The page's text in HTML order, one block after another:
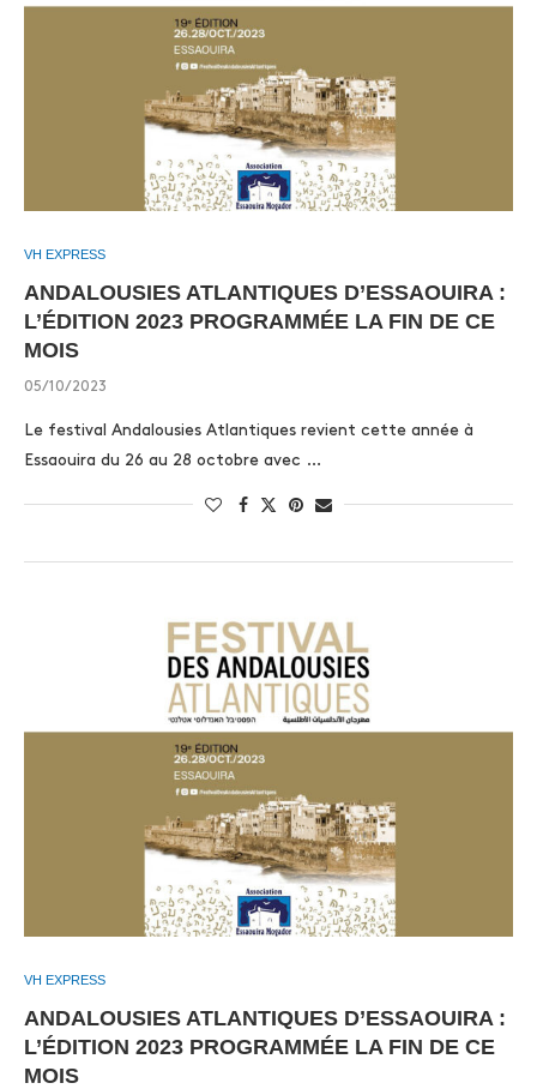
VH EXPRESS
ANDALOUSIES ATLANTIQUES D’ESSAOUIRA :
L’ÉDITION 2023 PROGRAMMÉE LA FIN DE CE
MOIS
05/10/2023
Le festival Andalousies Atlantiques revient cette année à
Essaouira du 26 au 28 octobre avec …
VH EXPRESS
ANDALOUSIES ATLANTIQUES D’ESSAOUIRA :
L’ÉDITION 2023 PROGRAMMÉE LA FIN DE CE
MOIS